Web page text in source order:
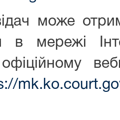
може
в мережі